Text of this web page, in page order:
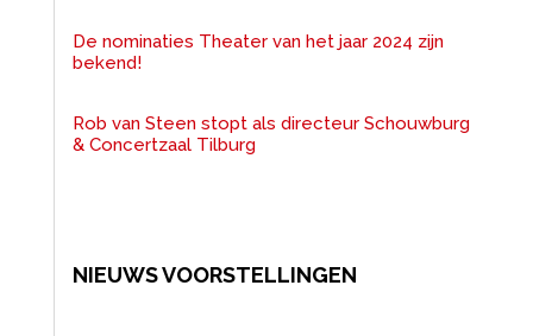
De nominaties Theater van het jaar 2024 zijn
bekend!
Rob van Steen stopt als directeur Schouwburg
& Concertzaal Tilburg
NIEUWS VOORSTELLINGEN